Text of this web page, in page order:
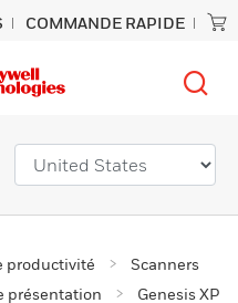
COMMANDE RAPIDE
productivité
Scanners
présentation
Genesis XP